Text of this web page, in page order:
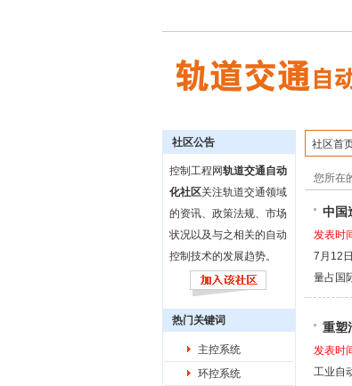
社区公告
控制工程网轨道交通自动
化社区关注轨道交通领域
的资讯、政策法规、市场
状况以及与之相关的自动
控制技术的发展趋势。
热门关键词
主控系统
环控系统
社区首
您所在
中国
发表时
7月12
量占国
重塑
发表时
工业自